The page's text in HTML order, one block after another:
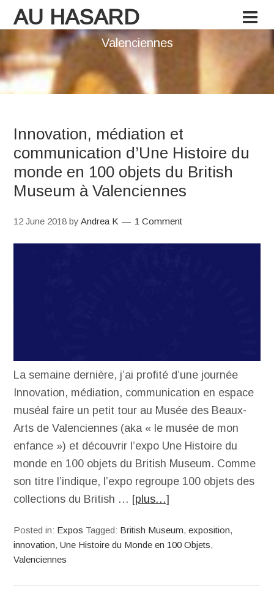
AU HASARD
Valenciennes
Innovation, médiation et
communication d’Une Histoire du
monde en 100 objets du British
Museum à Valenciennes
12 June 2018 byAndrea K 1 Comment
La semaine dernière, j’ai profité d’une journée
Innovation, médiation, communication en espace
muséal faire un petit tour au Musée des Beaux-
Arts de Valenciennes (aka « le musée de mon
enfance ») et découvrir l’expo Une Histoire du
monde en 100 objets du British Museum. Comme
son titre l’indique, l’expo regroupe 100 objets des
collections du British … [plus…]
Posted in: Expos Tagged: British Museum,exposition,
innovation,Une Histoire du Monde en 100 Objets,
Valenciennes